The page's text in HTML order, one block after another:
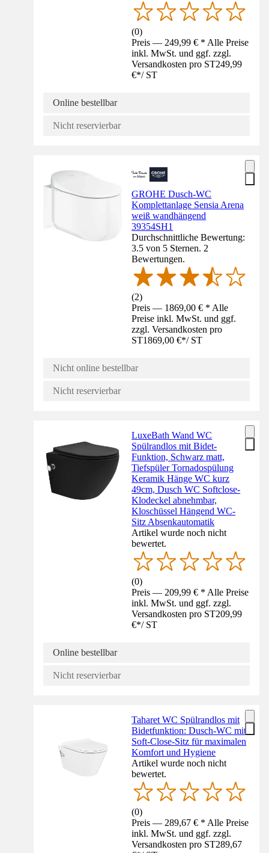
(0)
Preis — 249,99 € * Alle Preise
inkl. MwSt. und ggf. zzgl.
Versandkosten pro ST249,99
€*/ ST
Online bestellbar
Nicht reservierbar
GROHE Dusch-WC
Komplettanlage Sensia Arena
weiß wandhängend
39354SH1
Durchschnittliche Bewertung:
3.5 von 5 Sternen. 2
Bewertungen.
(2)
Preis — 1869,00 € * Alle
Preise inkl. MwSt. und ggf.
zzgl. Versandkosten pro
ST1869,00 €*/ ST
Nicht online bestellbar
Nicht reservierbar
LuxeBath Wand WC
Spülrandlos mit Bidet-
Funktion, Schwarz matt,
Tiefspüler Tornadospülung
Keramik Hänge WC kurz
49cm, Dusch WC Softclose-
Klodeckel abnehmbar,
Kloschüssel Hängend WC-
Sitz Absenkautomatik
Artikel wurde noch nicht
bewertet.
(0)
Preis — 209,99 € * Alle Preise
inkl. MwSt. und ggf. zzgl.
Versandkosten pro ST209,99
€*/ ST
Online bestellbar
Nicht reservierbar
Taharet WC Spülrandlos mit
Bidetfunktion: Dusch-WC mit
Soft-Close-Sitz für maximalen
Komfort und Hygiene
Artikel wurde noch nicht
bewertet.
(0)
Preis — 289,67 € * Alle Preise
inkl. MwSt. und ggf. zzgl.
Versandkosten pro ST289,67